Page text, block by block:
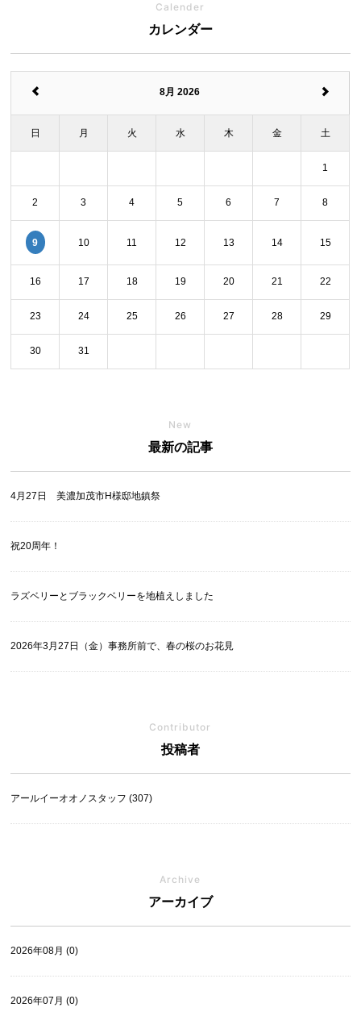
Calender
カレンダー
8月 2026
日 月 火 水 木 金 土
1
2 3 4 5 6 7 8
9 10 11 12 13 14 15
16 17 18 19 20 21 22
23 24 25 26 27 28 29
30 31
New
最新の記事
4月27日 美濃加茂市H様邸地鎮祭
祝20周年！
ラズベリーとブラックベリーを地植えしました
2026年3月27日（金）事務所前で、春の桜のお花見
Contributor
投稿者
アールイーオオノスタッフ (307)
Archive
アーカイブ
2026年08月 (0)
2026年07月 (0)